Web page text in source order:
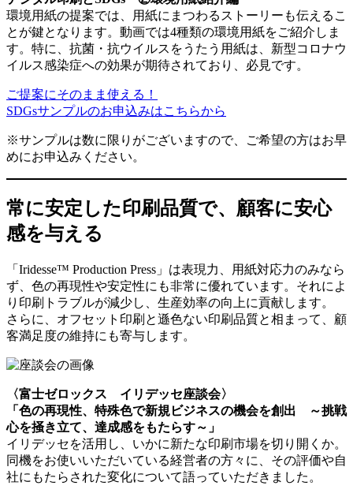
環境用紙の提案では、用紙にまつわるストーリーも伝えるこ
とが鍵となります。動画では4種類の環境用紙をご紹介しま
す。特に、抗菌・抗ウイルスをうたう用紙は、新型コロナウ
イルス感染症への効果が期待されており、必見です。
ご提案にそのまま使える！
SDGsサンプルのお申込みはこちらから
※サンプルは数に限りがございますので、ご希望の方はお早
めにお申込みください。
常に安定した印刷品質で、顧客に安心
感を与える
「Iridesse™ Production Press」は表現力、用紙対応力のみなら
ず、 色の再現性や安定性にも非常に優れています。それによ
り印刷トラブルが減少し、生産効率の向上に貢献します。
さらに、オフセット印刷と遜色ない印刷品質と相まって、顧
客満足度の維持にも寄与します。
〈富士ゼロックス イリデッセ座談会〉
「色の再現性、特殊色で新規ビジネスの機会を創出 ～挑戦
心を掻き立て、達成感をもたらす～」
イリデッセを活用し、いかに新たな印刷市場を切り開くか。
同機をお使いいただいている経営者の方々に、その評価や自
社にもたらされた変化について語っていただきました。